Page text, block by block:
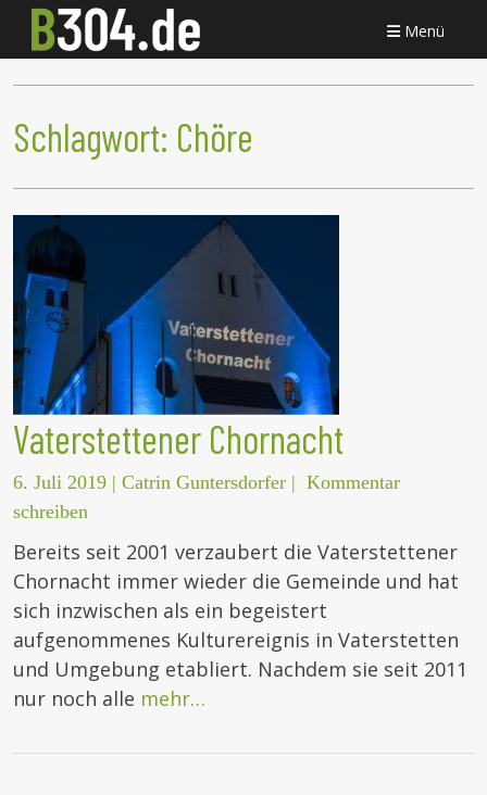
Menü
Schlagwort: Chöre
Vaterstettener Chornacht
6. Juli 2019 | Catrin Guntersdorfer | Kommentar
schreiben
Bereits seit 2001 verzaubert die Vaterstettener
Chornacht immer wieder die Gemeinde und hat
sich inzwischen als ein begeistert
aufgenommenes Kulturereignis in Vaterstetten
und Umgebung etabliert. Nachdem sie seit 2011
nur noch alle mehr…